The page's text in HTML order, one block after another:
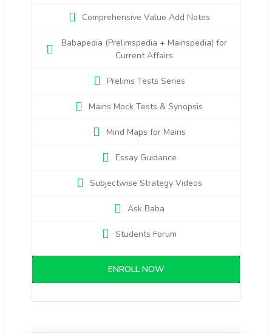
Comprehensive Value Add Notes
Babapedia (Prelimspedia + Mainspedia) for
Current Affairs
Prelims Tests Series
Mains Mock Tests & Synopsis
Mind Maps for Mains
Essay Guidance
Subjectwise Strategy Videos
Ask Baba
Students Forum
ENROLL NOW